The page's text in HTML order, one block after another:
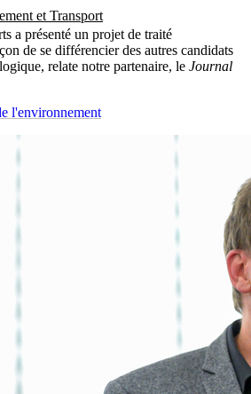
et Transport
a présenté un projet de traité
de se différencier des autres candidats
relate notre partenaire, le Journal
l'environnement